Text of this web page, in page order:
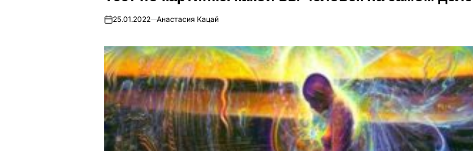
on25.01.2022 Анастасия Кацай